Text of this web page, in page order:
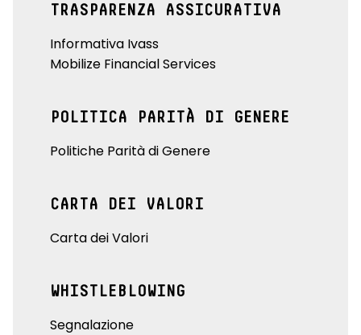
TRASPARENZA ASSICURATIVA
Informativa Ivass
Mobilize Financial Services
POLITICA PARITÀ DI GENERE
Politiche Parità di Genere
CARTA DEI VALORI
Carta dei Valori
WHISTLEBLOWING
Segnalazione